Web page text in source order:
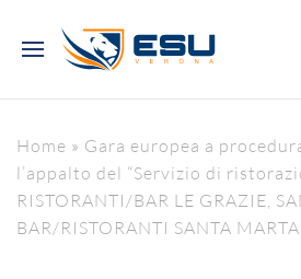
Home » Gara europea a
l’appalto del “Servizio di
RISTORANTI/BAR LE GRAZIE,
BAR/RISTORANTI SANTA MARTA